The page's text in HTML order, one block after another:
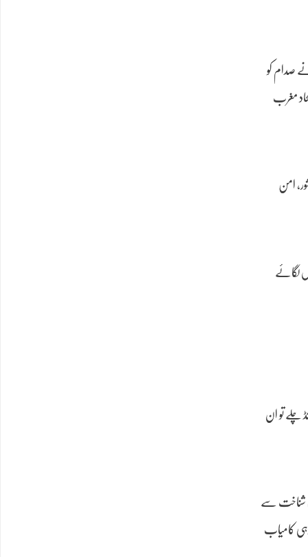
نے صدام کو
مغرب
امن
لگائے
چلے تو ان
شناخت سے
کامیاب